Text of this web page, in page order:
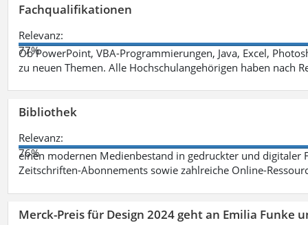
Fachqualifikationen
Relevanz:
77%
Ob PowerPoint, VBA-Programmierungen, Java, Excel,
zu neuen Themen. Alle Hochschulangehörigen haben nach
Bibliothek
Relevanz:
76%
einen modernen Medienbestand in gedruckter und
Zeitschriften-Abonnements sowie zahlreiche Online-
Merck-Preis für Design 2024 geht an Emilia Funke